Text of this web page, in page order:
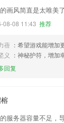
画风简直是太唯美
08-08 11:43 推荐
蓓 ：希望游戏能增加
义 ：神秘护符，增加
回复
服务器容量不足，